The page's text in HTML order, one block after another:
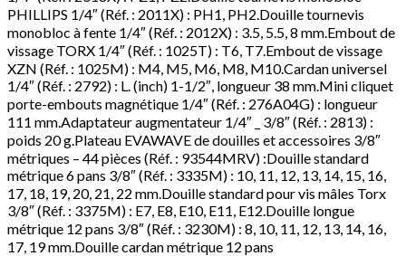
PHILLIPS 1/4″ (Réf. : 2011X) : PH1, PH2.Douille tournevis
monobloc à fente 1/4″ (Réf. : 2012X) : 3.5, 5.5, 8 mm.Embout de
vissage TORX 1/4″ (Réf. : 1025T) : T6, T7.Embout de vissage
XZN (Réf. : 1025M) : M4, M5, M6, M8, M10.Cardan universel
1/4″ (Réf. : 2792) : L. (inch) 1-1/2″, longueur 38 mm.Mini cliquet
porte-embouts magnétique 1/4″ (Réf. : 276A04G) : longueur
111 mm.Adaptateur augmentateur 1/4″ _ 3/8″ (Réf. : 2813) :
poids 20 g.Plateau EVAWAVE de douilles et accessoires 3/8″
métriques – 44 pièces (Réf. : 93544MRV) :Douille standard
métrique 6 pans 3/8″ (Réf. : 3335M) : 10, 11, 12, 13, 14, 15, 16,
17, 18, 19, 20, 21, 22 mm.Douille standard pour vis mâles Torx
3/8″ (Réf. : 3375M) : E7, E8, E10, E11, E12.Douille longue
métrique 12 pans 3/8″ (Réf. : 3230M) : 8, 10, 11, 12, 13, 14, 16,
17, 19 mm.Douille cardan métrique 12 pans